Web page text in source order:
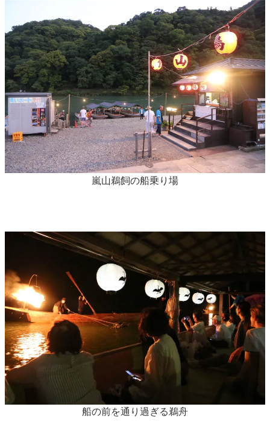
嵐山鵜飼の船乗り場
船の前を通り過ぎる鵜舟